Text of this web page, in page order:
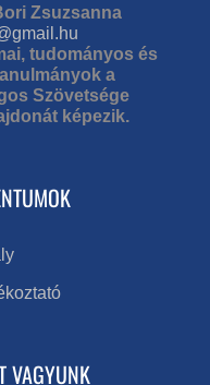
Zsuzsanna
tudományos és
a
Szövetsége
képezik.
VAGYUNK